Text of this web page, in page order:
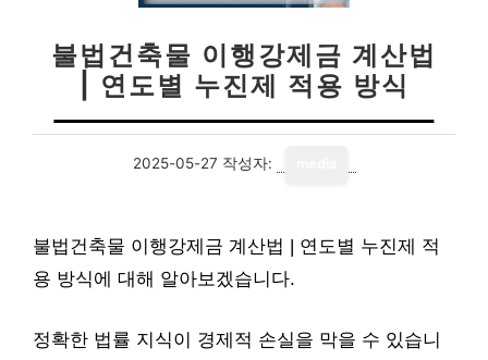
불법건축물 이행강제금 계산법
| 연도별 누진제 적용 방식
2025-05-27 작성자:
불법건축물 이행강제금 계산법 | 연도별 누진제 적
용 방식에 대해 알아보겠습니다.
정확한 법률 지식이 경제적 손실을 막을 수 있습니